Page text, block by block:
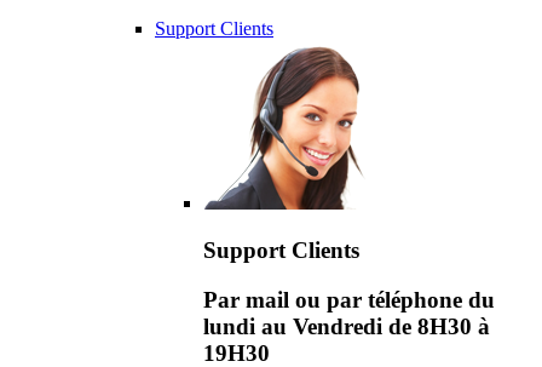
Support Clients
Support Clients
Par mail ou par téléphone du
lundi au Vendredi de 8H30 à
19H30